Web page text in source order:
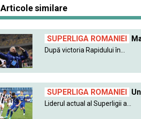
Articole similare
SUPERLIGA ROMANIEI
După victoria Rapidului în...
SUPERLIGA ROMANIEI
Liderul actual al Superligii a...